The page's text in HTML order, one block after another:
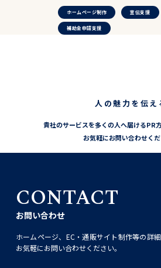
ホームページ制作 宣伝支援
補助金申請支援
人の魅力を伝え
貴社のサービスを多くの人へ届けるPR
お気軽にお問い合わせくだ
CONTACT
お問い合わせ
ホームページ、EC・通販サイト制作等の詳
お気軽にお問い合わせください。